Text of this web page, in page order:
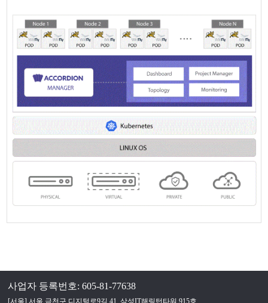
사업자 등록번호: 605-81-77638
[서울] 서울 금천구 디지털로9길 41, 삼성IT해링턴타워 915호